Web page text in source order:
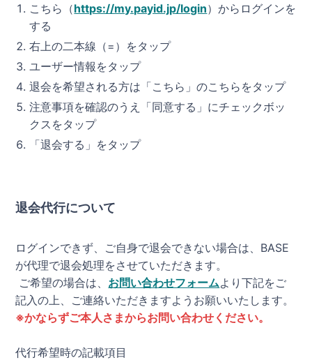
こちら（https://my.payid.jp/login）からログインを
する
右上の二本線（=）をタップ
ユーザー情報をタップ
退会を希望される方は「こちら」のこちらをタップ
注意事項を確認のうえ「同意する」にチェックボッ
クスをタップ
「退会する」をタップ
退会代行について
ログインできず、ご自身で退会できない場合は、BASE
が代理で退会処理をさせていただきます。
ご希望の場合は、 お問い合わせフォームより下記をご
記入の上、ご連絡いただきますようお願いいたします。
※かならずご本人さまからお問い合わせください。
代行希望時の記載項目